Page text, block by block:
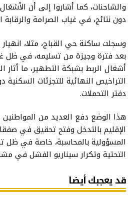
والشاحنات، كما أشاروا إلى أن
دون نتائج، في غياب الصرامة والرقابة
وسجلت ساكنة حي القباج، مثلا،
بعد فترة وجيزة من تسليمه، في ظل
أشغال الربط بشبكة التطهير، ما
التراخيص النهائية للتجزئات السكنية
دفتر التحملات.
هذا الوضع دفع العديد من
الإقليم بالتدخل وفتح تحقيق في
المسؤولية بالمحاسبة، خاصة في ظل
التحتية وتكرار سيناريو الفشل في
قد يعجبك أيضا